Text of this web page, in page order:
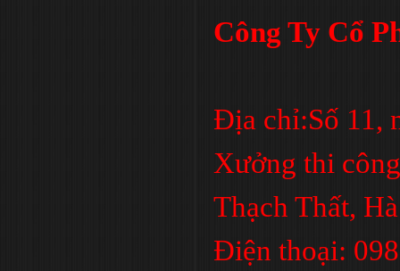
Công Ty Cổ
Địa chỉ:Số 11,
Xưởng thi
Thạch Thất,
Điện thoại: